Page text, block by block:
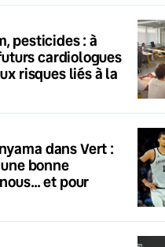
pesticides : à
cardiologues
risques liés à la
dans Vert :
bonne
et pour